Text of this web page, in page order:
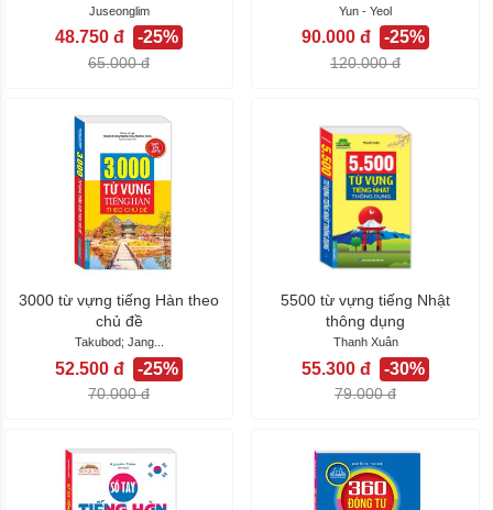
Juseonglim
48.750 đ -25%
65.000 đ
Yun - Yeol
90.000 đ -25%
120.000 đ
3000 từ vựng tiếng Hàn theo
chủ đề
Takubod; Jang...
52.500 đ -25%
70.000 đ
5500 từ vựng tiếng Nhật
thông dụng
Thanh Xuân
55.300 đ -30%
79.000 đ